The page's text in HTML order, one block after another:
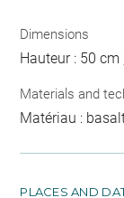
Dimensions
Hauteur : 50 cm
Materials and
Matériau :
PLACES AND